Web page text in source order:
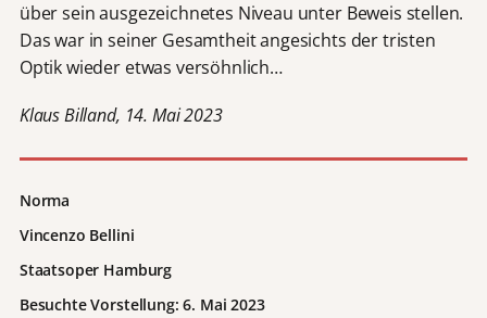
über sein ausgezeichnetes Niveau unter Beweis stellen.
Das war in seiner Gesamtheit angesichts der tristen
Optik wieder etwas versöhnlich…
Klaus Billand, 14. Mai 2023
Norma
Vincenzo Bellini
Staatsoper Hamburg
Besuchte Vorstellung: 6. Mai 2023